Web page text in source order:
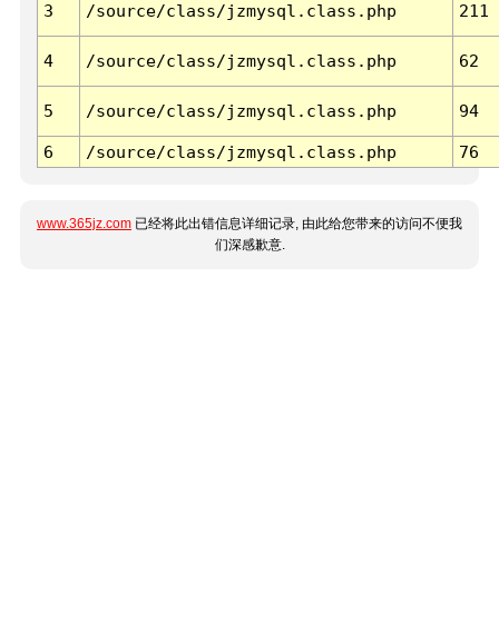
3 /source/class/jzmysql.class.php 211
4 /source/class/jzmysql.class.php 62
5 /source/class/jzmysql.class.php 94
6 /source/class/jzmysql.class.php 76
www.365jz.com 已经将此出错信息详细记录, 由此给您带来的访问不便我
们深感歉意.